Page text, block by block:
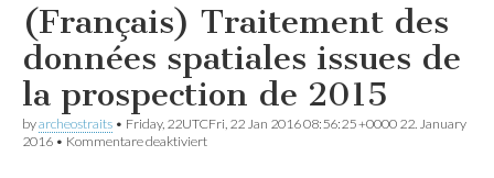
(Français) Traitement des
données spatiales issues de
la prospection de 2015
byarcheostraits • Friday, 22UTCFri, 22 Jan 2016 08:56:25 +0000 22. January
2016 • Kommentare deaktiviertfür